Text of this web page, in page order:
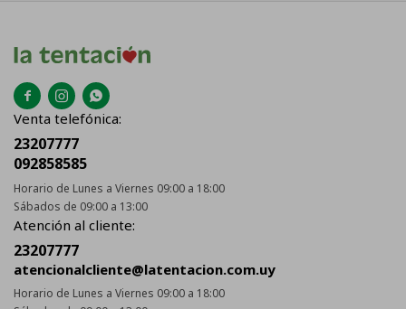
  
Venta telefónica:
23207777
092858585
Horario de Lunes a Viernes 09:00 a 18:00
Sábados de 09:00 a 13:00
Atención al cliente:
23207777
atencionalcliente@latentacion.com.uy
Horario de Lunes a Viernes 09:00 a 18:00